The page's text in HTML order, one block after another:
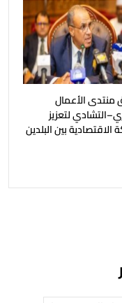
منتدى الأعمال
لتعزيز
الاقتصادية بين البلدين